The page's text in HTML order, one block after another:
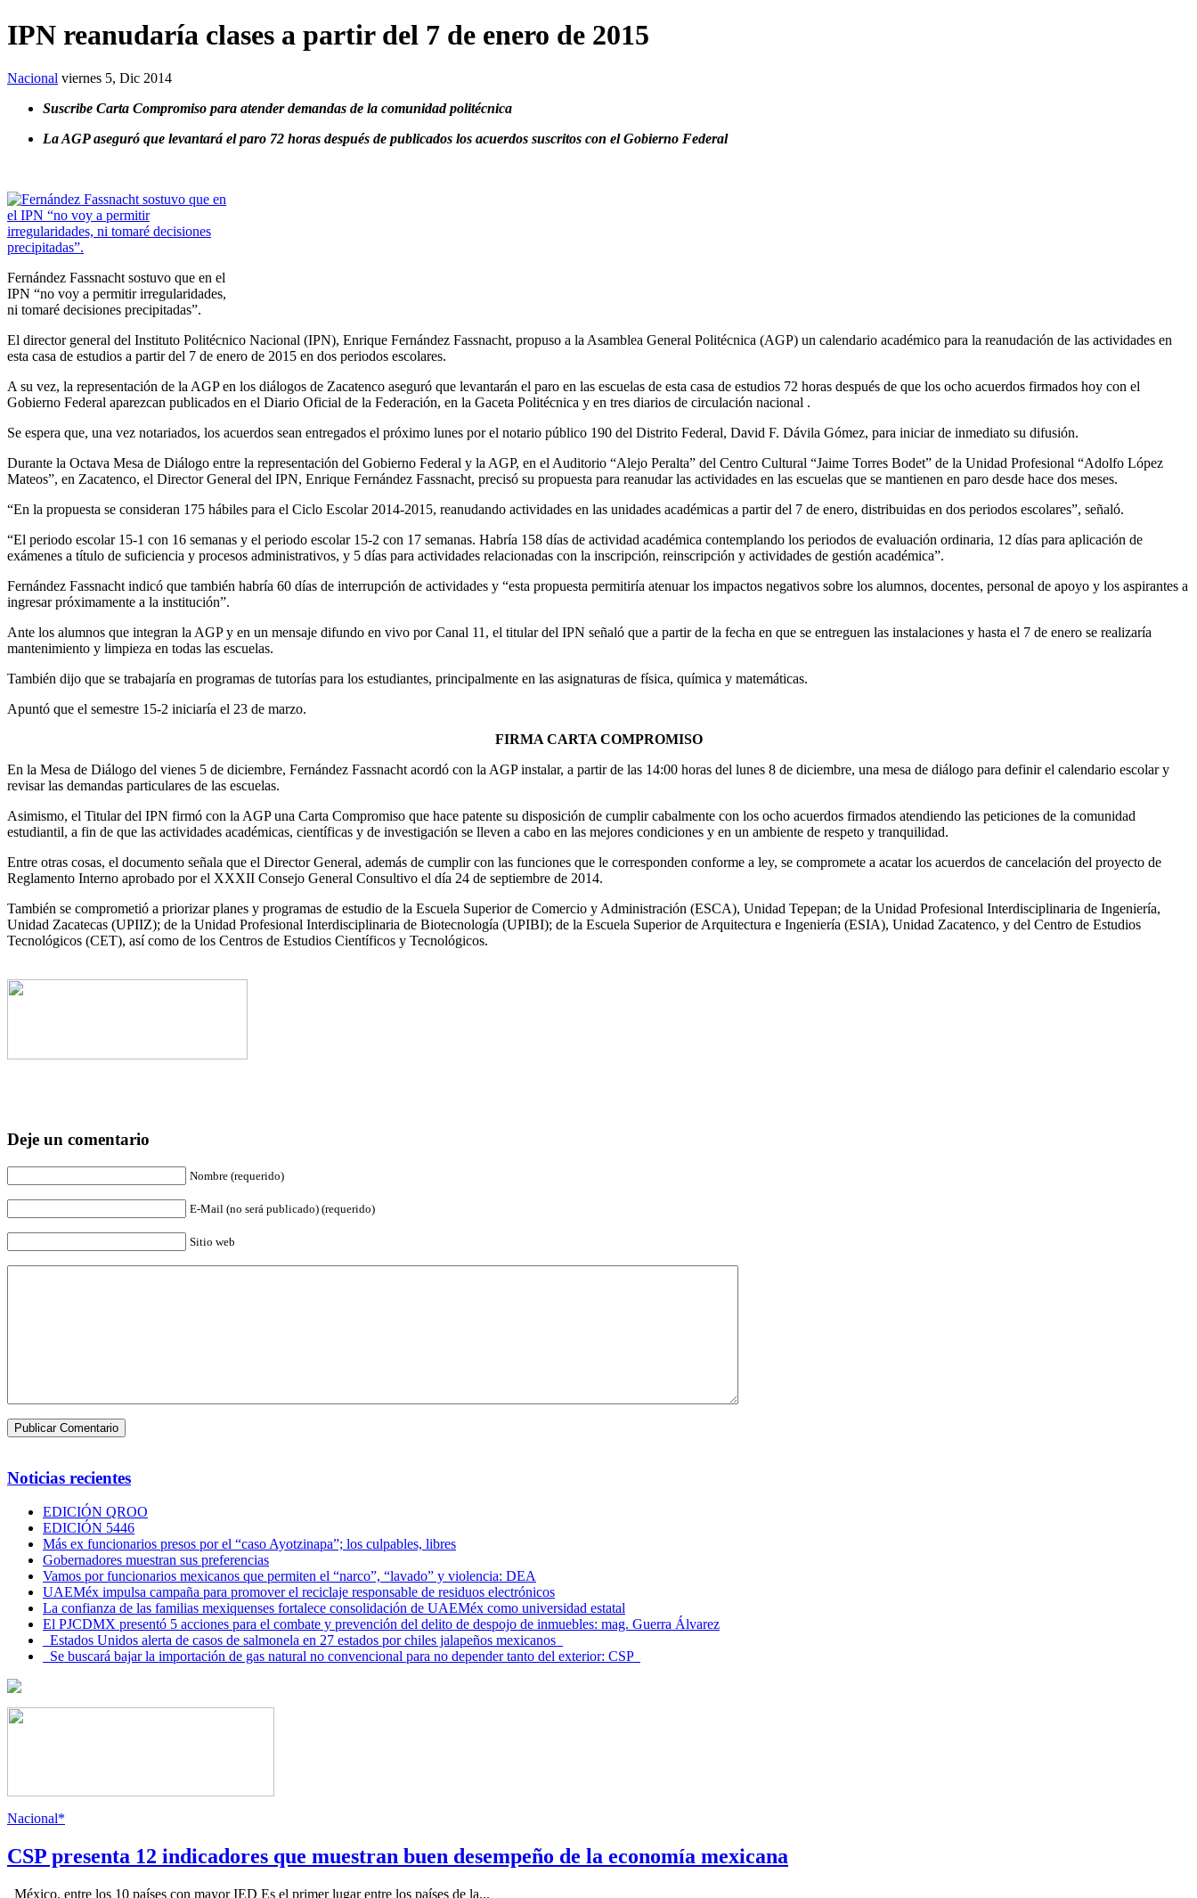
IPN reanudaría clases a partir del 7 de enero de 2015
Nacional viernes 5, Dic 2014
Suscribe Carta Compromiso para atender demandas de la comunidad politécnica
La AGP aseguró que levantará el paro 72 horas después de publicados los acuerdos suscritos con el Gobierno Federal
Fernández Fassnacht sostuvo que en el
IPN “no voy a permitir irregularidades,
ni tomaré decisiones precipitadas”.
El director general del Instituto Politécnico Nacional (IPN), Enrique Fernández Fassnacht, propuso a la Asamblea General Politécnica (AGP) un calendario académico para la reanudación de las actividades en
esta casa de estudios a partir del 7 de enero de 2015 en dos periodos escolares.
A su vez, la representación de la AGP en los diálogos de Zacatenco aseguró que levantarán el paro en las escuelas de esta casa de estudios 72 horas después de que los ocho acuerdos firmados hoy con el
Gobierno Federal aparezcan publicados en el Diario Oficial de la Federación, en la Gaceta Politécnica y en tres diarios de circulación nacional .
Se espera que, una vez notariados, los acuerdos sean entregados el próximo lunes por el notario público 190 del Distrito Federal, David F. Dávila Gómez, para iniciar de inmediato su difusión.
Durante la Octava Mesa de Diálogo entre la representación del Gobierno Federal y la AGP, en el Auditorio “Alejo Peralta” del Centro Cultural “Jaime Torres Bodet” de la Unidad Profesional “Adolfo López
Mateos”, en Zacatenco, el Director General del IPN, Enrique Fernández Fassnacht, precisó su propuesta para reanudar las actividades en las escuelas que se mantienen en paro desde hace dos meses.
“En la propuesta se consideran 175 hábiles para el Ciclo Escolar 2014-2015, reanudando actividades en las unidades académicas a partir del 7 de enero, distribuidas en dos periodos escolares”, señaló.
“El periodo escolar 15-1 con 16 semanas y el periodo escolar 15-2 con 17 semanas. Habría 158 días de actividad académica contemplando los periodos de evaluación ordinaria, 12 días para aplicación de
exámenes a título de suficiencia y procesos administrativos, y 5 días para actividades relacionadas con la inscripción, reinscripción y actividades de gestión académica”.
Fernández Fassnacht indicó que también habría 60 días de interrupción de actividades y “esta propuesta permitiría atenuar los impactos negativos sobre los alumnos, docentes, personal de apoyo y los aspirantes a
ingresar próximamente a la institución”.
Ante los alumnos que integran la AGP y en un mensaje difundo en vivo por Canal 11, el titular del IPN señaló que a partir de la fecha en que se entreguen las instalaciones y hasta el 7 de enero se realizaría
mantenimiento y limpieza en todas las escuelas.
También dijo que se trabajaría en programas de tutorías para los estudiantes, principalmente en las asignaturas de física, química y matemáticas.
Apuntó que el semestre 15-2 iniciaría el 23 de marzo.
FIRMA CARTA COMPROMISO
En la Mesa de Diálogo del vienes 5 de diciembre, Fernández Fassnacht acordó con la AGP instalar, a partir de las 14:00 horas del lunes 8 de diciembre, una mesa de diálogo para definir el calendario escolar y
revisar las demandas particulares de las escuelas.
Asimismo, el Titular del IPN firmó con la AGP una Carta Compromiso que hace patente su disposición de cumplir cabalmente con los ocho acuerdos firmados atendiendo las peticiones de la comunidad
estudiantil, a fin de que las actividades académicas, científicas y de investigación se lleven a cabo en las mejores condiciones y en un ambiente de respeto y tranquilidad.
Entre otras cosas, el documento señala que el Director General, además de cumplir con las funciones que le corresponden conforme a ley, se compromete a acatar los acuerdos de cancelación del proyecto de
Reglamento Interno aprobado por el XXXII Consejo General Consultivo el día 24 de septiembre de 2014.
También se comprometió a priorizar planes y programas de estudio de la Escuela Superior de Comercio y Administración (ESCA), Unidad Tepepan; de la Unidad Profesional Interdisciplinaria de Ingeniería,
Unidad Zacatecas (UPIIZ); de la Unidad Profesional Interdisciplinaria de Biotecnología (UPIBI); de la Escuela Superior de Arquitectura e Ingeniería (ESIA), Unidad Zacatenco, y del Centro de Estudios
Tecnológicos (CET), así como de los Centros de Estudios Científicos y Tecnológicos.
Deje un comentario
Nombre (requerido)
E-Mail (no será publicado) (requerido)
Sitio web
Noticias recientes
EDICIÓN QROO
EDICIÓN 5446
Más ex funcionarios presos por el “caso Ayotzinapa”; los culpables, libres
Gobernadores muestran sus preferencias
Vamos por funcionarios mexicanos que permiten el “narco”, “lavado” y violencia: DEA
UAEMéx impulsa campaña para promover el reciclaje responsable de residuos electrónicos
La confianza de las familias mexiquenses fortalece consolidación de UAEMéx como universidad estatal
El PJCDMX presentó 5 acciones para el combate y prevención del delito de despojo de inmuebles: mag. Guerra Álvarez
Estados Unidos alerta de casos de salmonela en 27 estados por chiles jalapeños mexicanos
Se buscará bajar la importación de gas natural no convencional para no depender tanto del exterior: CSP
Nacional*
CSP presenta 12 indicadores que muestran buen desempeño de la economía mexicana
México, entre los 10 países con mayor IED Es el primer lugar entre los países de la...